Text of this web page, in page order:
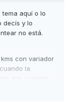
aquí o lo
decís y lo
no está.
con variador
la
dos cuestas
El caso es que